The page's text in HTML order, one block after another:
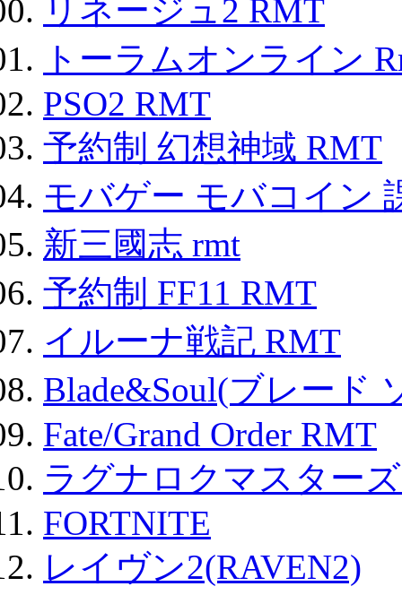
リネージュ2 RMT
トーラムオンライン
PSO2 RMT
予約制 幻想神域 RMT
モバゲー モバコイン
新三國志 rmt
予約制 FF11 RMT
イルーナ戦記 RMT
Blade&Soul(ブレード
Fate/Grand Order RMT
ラグナロクマスター
FORTNITE
レイヴン2(RAVEN2)